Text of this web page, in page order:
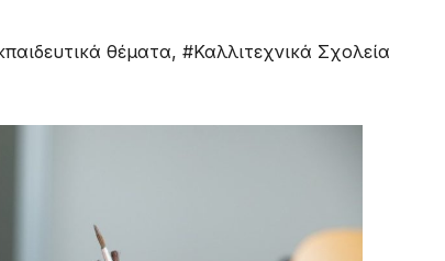
θέματα, #Καλλιτεχνικά Σχολεία